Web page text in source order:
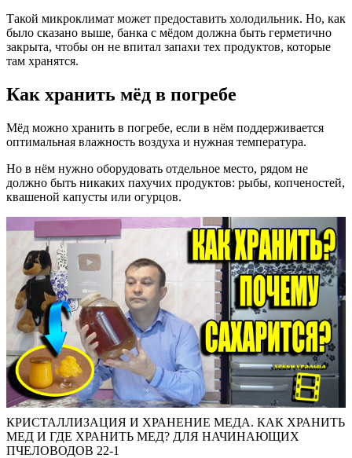
Такой микроклимат может предоставить холодильник. Но, как
было сказано выше, банка с мёдом должна быть герметично
закрыта, чтобы он не впитал запахи тех продуктов, которые
там хранятся.
Как хранить мёд в погребе
Мёд можно хранить в погребе, если в нём поддерживается
оптимальная влажность воздуха и нужная температура.
Но в нём нужно оборудовать отдельное место, рядом не
должно быть никаких пахучих продуктов: рыбы, копченостей,
квашеной капусты или огурцов.
КРИСТАЛЛИЗАЦИЯ И ХРАНЕНИЕ МЕДА. КАК ХРАНИТЬ
МЕД И ГДЕ ХРАНИТЬ МЕД? ДЛЯ НАЧИНАЮЩИХ
ПЧЕЛОВОДОВ 22-1